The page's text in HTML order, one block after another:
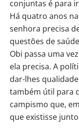
conjuntas é para
Há quatro anos
senhora precisa
questões de
Obi passa uma
ela precisa. A
dar-lhes
também útil para
campismo que,
que existisse